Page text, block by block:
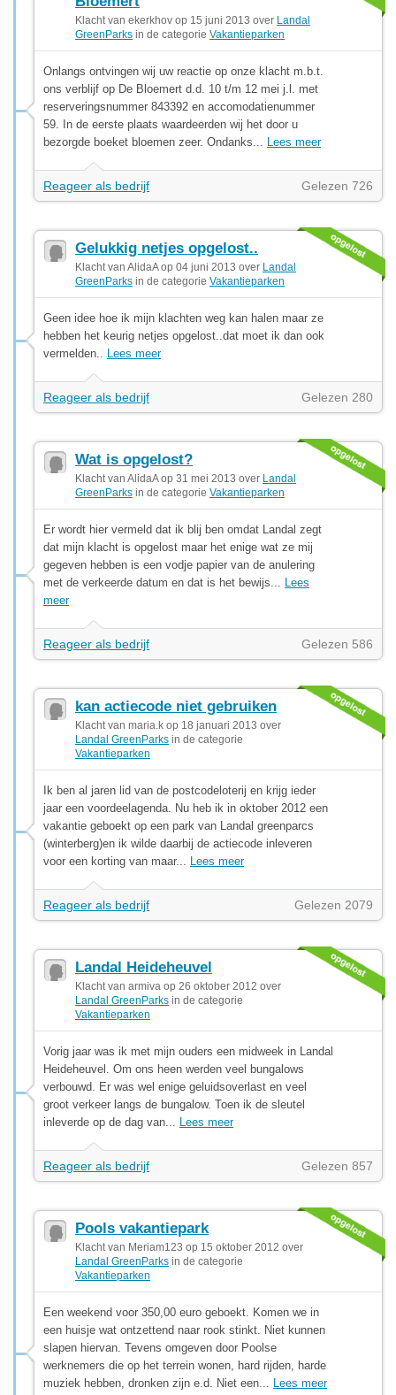
Klacht van ekerkhov op 15 juni 2013 over Landal
GreenParks in de categorie Vakantieparken
Onlangs ontvingen wij uw reactie op onze klacht m.b.t.
ons verblijf op De Bloemert d.d. 10 t/m 12 mei j.l. met
reserveringsnummer 843392 en accomodatienummer
59. In de eerste plaats waardeerden wij het door u
bezorgde boeket bloemen zeer. Ondanks... Lees meer
Reageer als bedrijf Gelezen 726
Gelukkig netjes opgelost..
Klacht van AlidaA op 04 juni 2013 over Landal
GreenParks in de categorie Vakantieparken
Geen idee hoe ik mijn klachten weg kan halen maar ze
hebben het keurig netjes opgelost..dat moet ik dan ook
vermelden.. Lees meer
Reageer als bedrijf Gelezen 280
Wat is opgelost?
Klacht van AlidaA op 31 mei 2013 over Landal
GreenParks in de categorie Vakantieparken
Er wordt hier vermeld dat ik blij ben omdat Landal zegt
dat mijn klacht is opgelost maar het enige wat ze mij
gegeven hebben is een vodje papier van de anulering
met de verkeerde datum en dat is het bewijs... Lees
meer
Reageer als bedrijf Gelezen 586
kan actiecode niet gebruiken
Klacht van maria.k op 18 januari 2013 over
Landal GreenParks in de categorie
Vakantieparken
Ik ben al jaren lid van de postcodeloterij en krijg ieder
jaar een voordeelagenda. Nu heb ik in oktober 2012 een
vakantie geboekt op een park van Landal greenparcs
(winterberg)en ik wilde daarbij de actiecode inleveren
voor een korting van maar... Lees meer
Reageer als bedrijf Gelezen 2079
Landal Heideheuvel
Klacht van armiva op 26 oktober 2012 over
Landal GreenParks in de categorie
Vakantieparken
Vorig jaar was ik met mijn ouders een midweek in Landal
Heideheuvel. Om ons heen werden veel bungalows
verbouwd. Er was wel enige geluidsoverlast en veel
groot verkeer langs de bungalow. Toen ik de sleutel
inleverde op de dag van... Lees meer
Reageer als bedrijf Gelezen 857
Pools vakantiepark
Klacht van Meriam123 op 15 oktober 2012 over
Landal GreenParks in de categorie
Vakantieparken
Een weekend voor 350,00 euro geboekt. Komen we in
een huisje wat ontzettend naar rook stinkt. Niet kunnen
slapen hiervan. Tevens omgeven door Poolse
werknemers die op het terrein wonen, hard rijden, harde
muziek hebben, dronken zijn e.d. Niet een... Lees meer